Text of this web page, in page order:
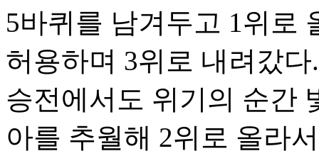
5바퀴를 남겨두고 1위로
허용하며 3위로 내려갔
승전에서도 위기의 순간
아를 추월해 2위로 올라